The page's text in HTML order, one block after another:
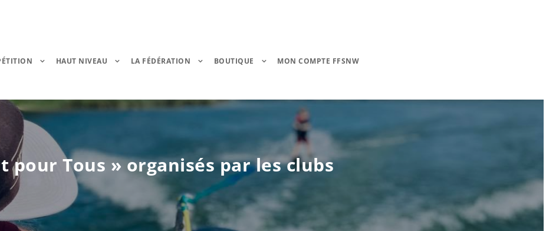
HAUT NIVEAU LA FÉDÉRATION BOUTIQUE MON COMPTE FFSNW
pour Tous » organisés par les clubs